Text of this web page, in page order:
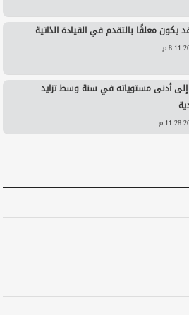
يكون معلقًا بالتقدم في القيادة الذاتية
إلى أدنى مستوياته في سنة وسط تزايد